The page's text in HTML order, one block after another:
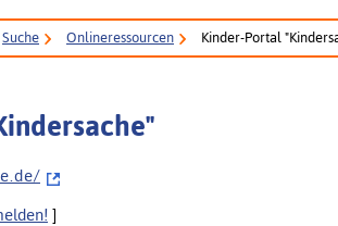
Suche Onlineressourcen Kinder-Portal
. d e /
]